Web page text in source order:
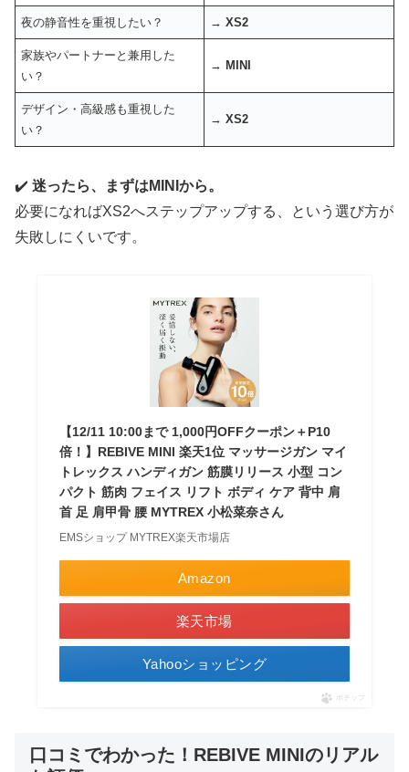
夜の静音性を重視したい？ →XS2
家族やパートナーと兼用した
い？
→ MINI
デザイン・高級感も重視した
い？
→XS2
✔️ 迷ったら、まずはMINIから。
必要になればXS2へステップアップする、という選び方が
失敗しにくいです。
【12/11 10:00まで 1,000円OFFクーポン＋P10
倍！】REBIVE MINI 楽天1位 マッサージガン マイ
トレックス ハンディガン 筋膜リリース 小型 コン
パクト 筋肉 フェイス リフト ボディ ケア 背中 肩
首 足 肩甲骨 腰 MYTREX 小松菜奈さん
EMSショップ MYTREX楽天市場店
Amazon
楽天市場
Yahooショッピング
ポチップ
口コミでわかった！REBIVE MINIのリアル